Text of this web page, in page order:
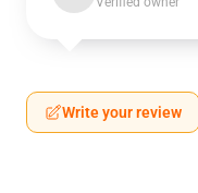
Write your review